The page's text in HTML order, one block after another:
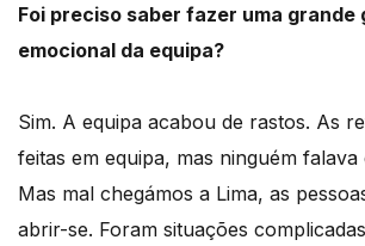
Foi preciso saber fazer uma grande
emocional da equipa?
Sim. A equipa acabou de rastos. As
feitas em equipa, mas ninguém falava
Mas mal chegámos a Lima, as
abrir-se. Foram situações